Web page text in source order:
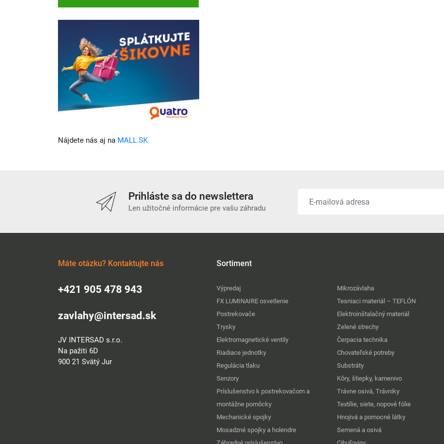
Nájdete nás aj na MALL.SK
Prihláste sa do newslettera
Len užitočné informácie pre vašu záhradu
Máte otázku? Kontaktujte nás
+421 905 478 943
zavlahy@intersad.sk
JV INTERSAD s.r.o.
Na pažiti 6D
900 21 Svätý Jur
Sortiment
Výpredaj
FX LUMINAIRE osvetlenie
Postrekovače
Trysky
Elektromagnetické ventily
Riadiace jednotky
Regulácia tlaku
Senzory
Príslušenstvo k postrekovačom a
montážne pomôcky
Mechanické spojky
Mosadzné spojky a holendre
Mikrozávlaha
Tesniaci materiál – TEFLÓN
Elektroinštalačný materiál
Zelené strechy
Čerpacia technika
Chovateľské potreby
Substráty
Kôry, štiepky, kamenivo
Trávne osivá, Trávniky
Textílie, siete, nopové fólie
Hnojivá a pomocné látky
Semená a osivá